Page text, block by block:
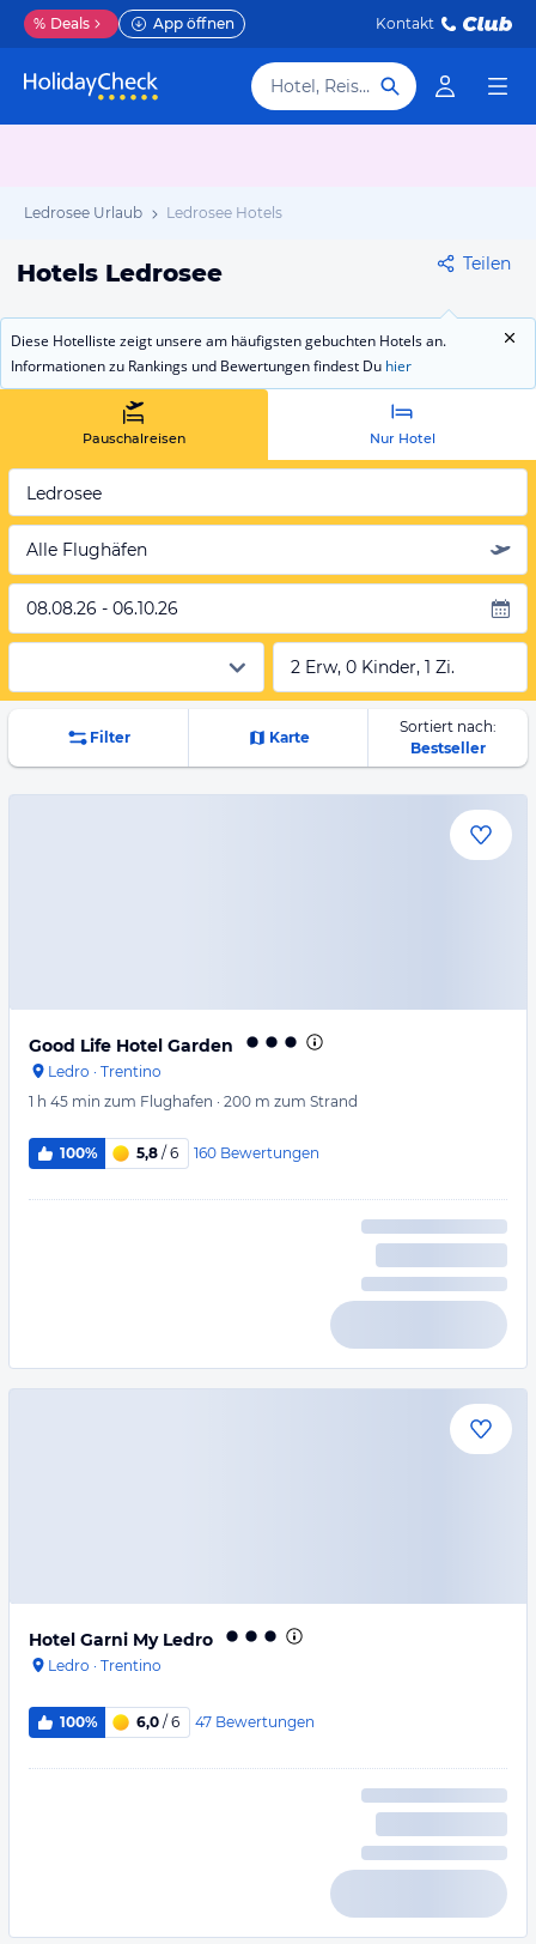
% Deals App öffnen Kontakt
Hotel, Reiseziel
Ledrosee Urlaub Ledrosee Hotels
Hotels Ledrosee Teilen
Diese Hotelliste zeigt unsere am häufigsten gebuchten Hotels an.
Informationen zu Rankings und Bewertungen findest Du hier
Pauschalreisen Nur Hotel
Ledrosee
Alle Flughäfen
08.08.26 - 06.10.26
2 Erw, 0 Kinder, 1 Zi.
Filter Karte
Sortiert nach:
Bestseller
Good Life Hotel Garden
Ledro · Trentino
1 h 45 min zum Flughafen · 200 m zum Strand
100% 5,8 / 6 160 Bewertungen
Hotel Garni My Ledro
Ledro · Trentino
100% 6,0 / 6 47 Bewertungen